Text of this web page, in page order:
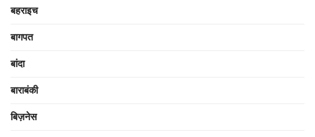
बहराइच
बागपत
बांदा
बाराबंकी
बिज़नेस